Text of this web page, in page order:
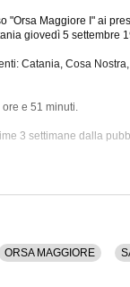
"Orsa Maggiore I" ai
giovedì 5 settembre
Catania, Cosa
e 51 minuti.
3 settimane dalla
ORSA MAGGIORE